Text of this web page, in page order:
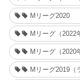
Mリーグ2020
Mリーグ（2022
Mリーグ（2020
Mリーグ2019（